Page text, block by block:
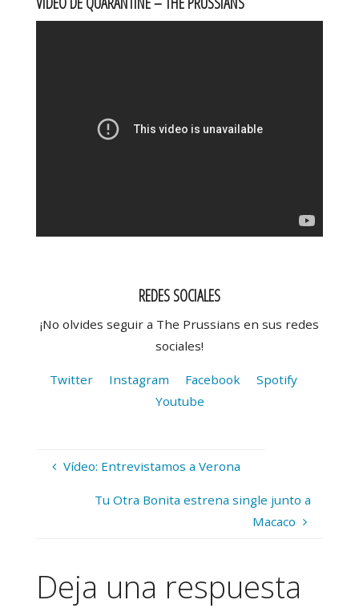
REDES SOCIALES
¡No olvides seguir a The Prussians en sus redes
sociales!
Twitter Instagram Facebook
Spotify
Youtube
Vídeo: Entrevistamos a Verona
Tu Otra Bonita estrena single junto a
Macaco
Deja una respuesta